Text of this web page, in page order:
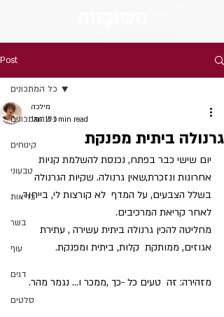
Post
כל המתכונים
קינוחים
טבעוני
בריאות
בשר
עוף
דגים
סלטים
כל המתכונים
גרנולה ביתית מפנקת
מילכה
Jan 16 1 min read
יום שישי כבר בפתח, נכנסת להשלמת קניות
אחרונות ונזכרת,שאין גרנולה. שקיות הגרנולה
בשלל הצבעים, על המדף  לא קורצות לי, בייחוד,
לאחר קריאת המרכיבים.
מחליטה להכין גרנולה ביתית עשירה , עתירת
אגוזים, ממותקת  קלות, ביתית ומפנקת.
מזהירה: זה  טעים כל -כך ,ממכר ו… נגמר מהר.